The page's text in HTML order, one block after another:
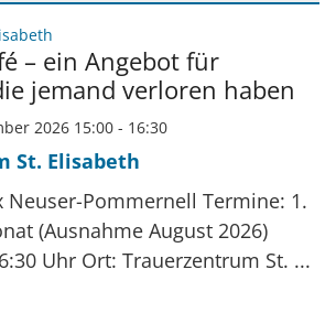
2026
– ein Angebot für
jemand verloren haben
2026 15:00 - 16:30
St. Elisabeth
Neuser-Pommernell Termine: 1.
(Ausnahme August 2026)
Uhr Ort: Trauerzentrum St. ...